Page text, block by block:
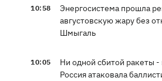
10:58
Энергосистема прошла
августовскую жару без
Шмыгаль
10:05
Ни одной сбитой ракеты
Россия атаковала